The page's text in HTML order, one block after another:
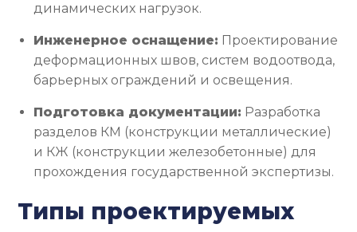
динамических нагрузок.
Инженерное оснащение: Проектирование
деформационных швов, систем водоотвода,
барьерных ограждений и освещения.
Подготовка документации: Разработка
разделов КМ (конструкции металлические)
и КЖ (конструкции железобетонные) для
прохождения государственной экспертизы.
Типы проектируемых